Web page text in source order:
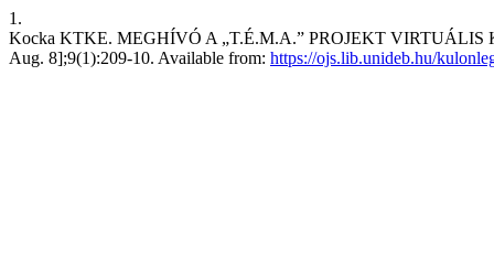
1.
Kocka KTKE. MEGHÍVÓ A „T.É.M.A.” PROJEKT VIRTUÁLIS
Aug. 8];9(1):209-10. Available from: https://ojs.lib.unideb.hu/